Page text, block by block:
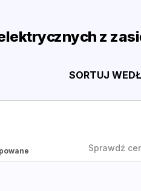
z
SORTUJ
Sprawdź